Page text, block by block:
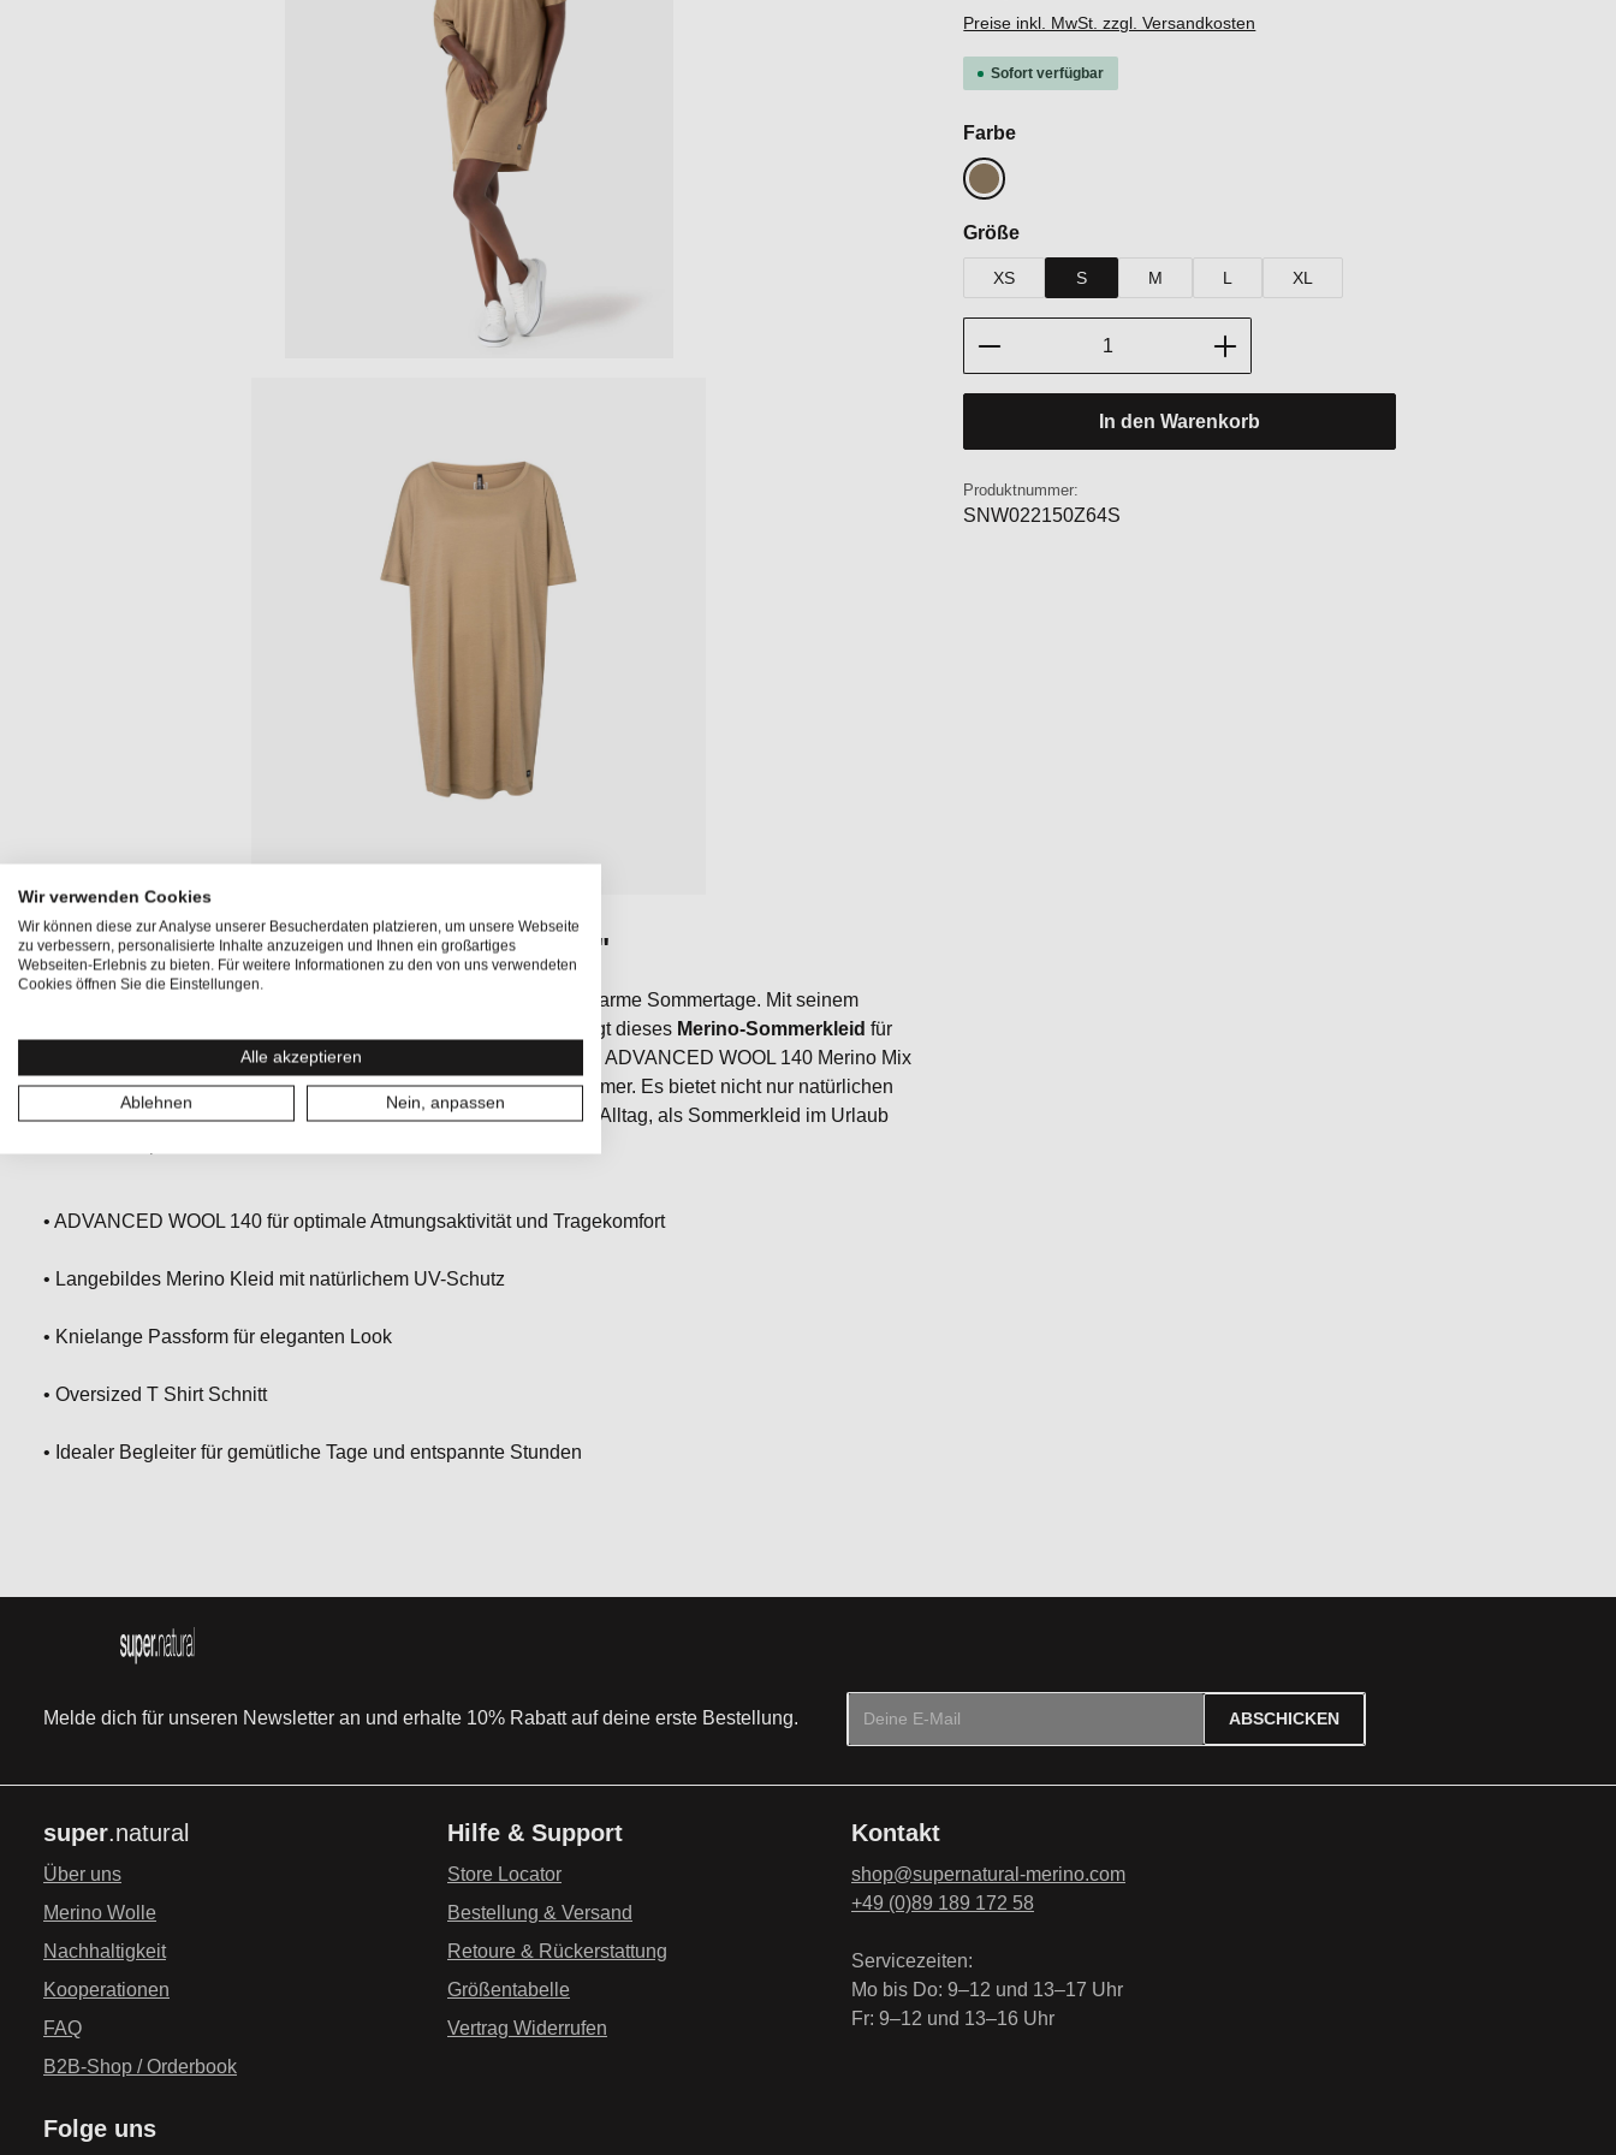
Preise inkl. MwSt. zzgl. Versandkosten
Sofort verfügbar
Farbeauswählen
Oak
Größeauswählen
XS S M L XL
Produkt Anzahl: Gib den gewünschten Wert ein
In den Warenkorb
Produktnummer:
SNW022150Z64S
Produktinformationen "LAGUNA DRESS"
ist das perfekte Damen Merino Kleid für warme Sommertage. Mit seinem
oversized T-Shirt-Schnitt und dem weiten, knielangen Design sorgt dieses Merino-Sommerkleid für
einen legeren, lässigen Look und angenehmen Tragekomfort. Die ADVANCED WOOL 140 Merino Mix
Faser macht das Kleid leicht, atmungsaktiv und ideal für den Sommer. Es bietet nicht nur natürlichen
UV-Schutz, sondern lässt sich vielseitig kombinieren – ob für den Alltag, als Sommerkleid im Urlaub
• ADVANCED WOOL 140 für optimale Atmungsaktivität und Tragekomfort
• Langebildes Merino Kleid mit natürlichem UV-Schutz
• Knielange Passform für eleganten Look
• Oversized T Shirt Schnitt
• Idealer Begleiter für gemütliche Tage und entspannte Stunden
Melde dich für unseren Newsletter an und erhalte 10% Rabatt auf deine erste Bestellung. ABSCHICKEN
genommen und die
einverstanden.*
Die mit einem Stern (*) markierten Felder sind Pflichtfelder.
Folge uns
super.natural
Über uns
Merino Wolle
Nachhaltigkeit
Kooperationen
FAQ
B2B-Shop / Orderbook
Hilfe & Support
Store Locator
Bestellung & Versand
Retoure & Rückerstattung
Größentabelle
Vertrag Widerrufen
Kontakt
shop@supernatural-merino.com
+49 (0)89 189 172 58
Servicezeiten:
Mo bis Do: 9–12 und 13–17 Uhr
Fr: 9–12 und 13–16 Uhr
Wir verwenden Cookies
Wir können diese zur Analyse unserer Besucherdaten platzieren, um unsere Webseite
zu verbessern, personalisierte Inhalte anzuzeigen und Ihnen ein großartiges
Webseiten-Erlebnis zu bieten. Für weitere Informationen zu den von uns verwendeten
Cookies öffnen Sie die Einstellungen.
Alle akzeptieren
Ablehnen Nein, anpassen